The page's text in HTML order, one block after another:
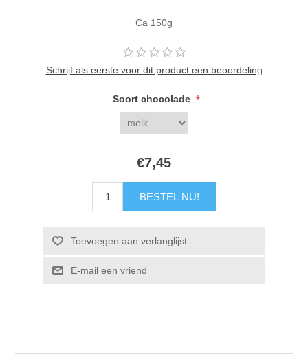
Ca 150g
Schrijf als eerste voor dit product een beoordeling
Soort chocolade *
€7,45